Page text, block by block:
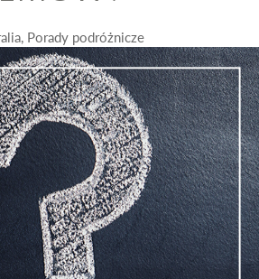
, Porady podróżnicze